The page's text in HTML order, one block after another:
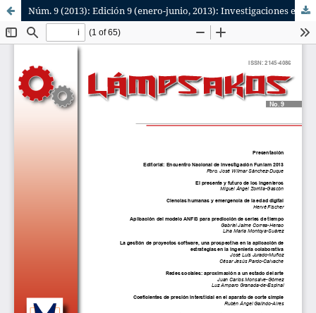
Núm. 9 (2013): Edición 9 (enero-junio, 2013): Investigaciones en Temáticas de Ingeniería